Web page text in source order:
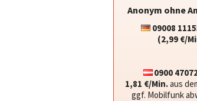
Anonym ohne
09008
(2,99 €/
0900
1,81 €/Min.aus
ggf. Mobilfunk